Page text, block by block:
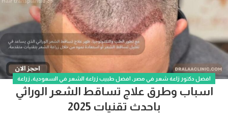
افضل دكتور زاعة شعر في مصر , افضل طبيب زراعة الشعر في السعودية, زراعة
الشعر, زراعة الشعر في مصر
اسباب وطرق علاج تساقط الشعر الوراثي
باحدث تقنيات 2025